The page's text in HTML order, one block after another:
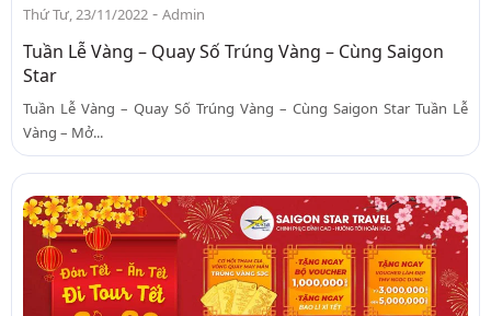
Thứ Tư, 23/11/2022 - Admin
Tuần Lễ Vàng – Quay Số Trúng Vàng – Cùng Saigon
Star
Tuần Lễ Vàng – Quay Số Trúng Vàng – Cùng Saigon Star Tuần Lễ
Vàng – Mở...